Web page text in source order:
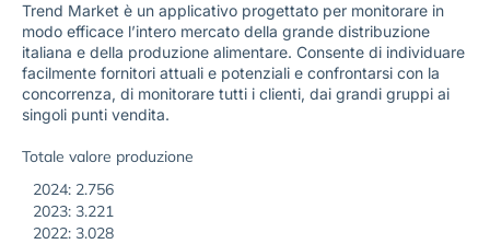
Trend Market è un applicativo progettato per monitorare in
modo efficace l’intero mercato della grande distribuzione
italiana e della produzione alimentare. Consente di individuare
facilmente fornitori attuali e potenziali e confrontarsi con la
concorrenza, di monitorare tutti i clienti, dai grandi gruppi ai
singoli punti vendita.
Totale valore produzione
2024: 2.756
2023: 3.221
2022: 3.028